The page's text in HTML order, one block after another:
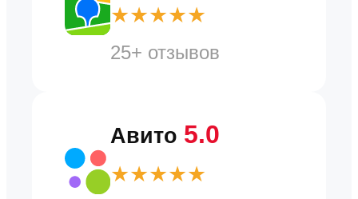
★★★★★
25+ отзывов
Авито 5.0
★★★★★